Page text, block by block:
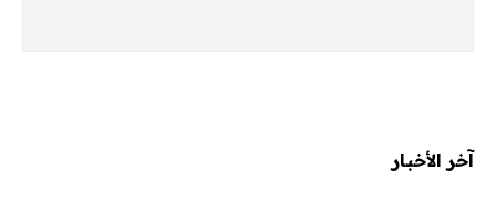
آخر الأخبار